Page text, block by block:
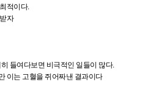
적이다.
자
들여다보면 비극적인 일들이 많다.
이는 고혈을 쥐어짜낸 결과이다